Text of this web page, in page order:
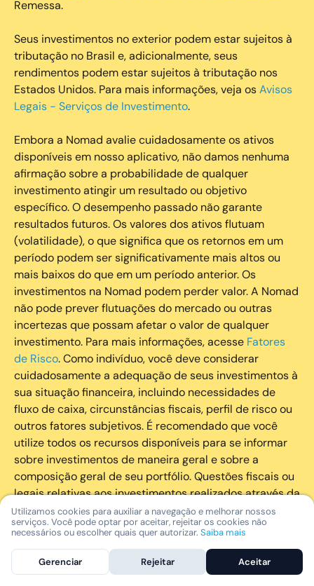
Remessa.
Seus investimentos no exterior podem estar sujeitos à
tributação no Brasil e, adicionalmente, seus
rendimentos podem estar sujeitos à tributação nos
Estados Unidos. Para mais informações, veja osAvisos
Legais - Serviços de Investimento.
Embora a Nomad avalie cuidadosamente os ativos
disponíveis em nosso aplicativo, não damos nenhuma
afirmação sobre a probabilidade de qualquer
investimento atingir um resultado ou objetivo
específico. O desempenho passado não garante
resultados futuros. Os valores dos ativos flutuam
(volatilidade), o que significa que os retornos em um
período podem ser significativamente mais altos ou
mais baixos do que em um período anterior. Os
investimentos na Nomad podem perder valor. A Nomad
não pode prever flutuações do mercado ou outras
incertezas que possam afetar o valor de qualquer
investimento. Para mais informações, acesse Fatores
de Risco. Como indivíduo, você deve considerar
cuidadosamente a adequação de seus investimentos à
sua situação financeira, incluindo necessidades de
fluxo de caixa, circunstâncias fiscais, perfil de risco ou
outros fatores subjetivos. É recomendado que você
utilize todos os recursos disponíveis para se informar
sobre investimentos de maneira geral e sobre a
composição geral de seu portfólio. Questões fiscais ou
legais relativas aos investimentos realizados através da
Nomad devem ser obtidas pelos próprios clientes. A
Nomad e suas afiliadas não fornecem nenhum tipo de
A Nomad Wealth Management Ltda. (“Nomad Wealth”),
Utilizamos cookies para auxiliar a navegação e melhorar nossos
serviços. Você pode optar por aceitar, rejeitar os cookies não
necessários ou escolher quais quer autorizar. Saiba mais
Gerenciar Rejeitar Aceitar